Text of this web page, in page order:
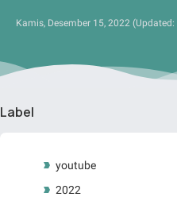
Label
youtube
2022
Kamis, Desember 15, 2022 (Updated: